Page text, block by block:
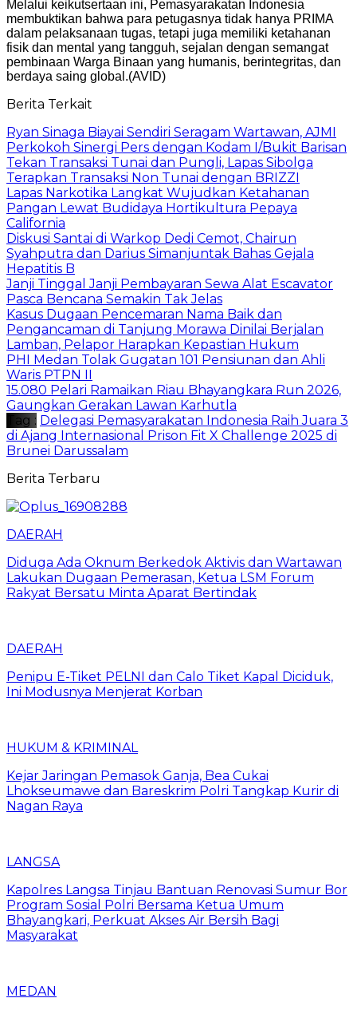
Melalui keikutsertaan ini, Pemasyarakatan Indonesia
membuktikan bahwa para petugasnya tidak hanya PRIMA
dalam pelaksanaan tugas, tetapi juga memiliki ketahanan
fisik dan mental yang tangguh, sejalan dengan semangat
pembinaan Warga Binaan yang humanis, berintegritas, dan
berdaya saing global.(AVID)
Berita Terkait
Ryan Sinaga Biayai Sendiri Seragam Wartawan, AJMI
Perkokoh Sinergi Pers dengan Kodam I/Bukit Barisan
Tekan Transaksi Tunai dan Pungli, Lapas Sibolga
Terapkan Transaksi Non Tunai dengan BRIZZI
Lapas Narkotika Langkat Wujudkan Ketahanan
Pangan Lewat Budidaya Hortikultura Pepaya
California
Diskusi Santai di Warkop Dedi Cemot, Chairun
Syahputra dan Darius Simanjuntak Bahas Gejala
Hepatitis B
Janji Tinggal Janji Pembayaran Sewa Alat Escavator
Pasca Bencana Semakin Tak Jelas
Kasus Dugaan Pencemaran Nama Baik dan
Pengancaman di Tanjung Morawa Dinilai Berjalan
Lamban, Pelapor Harapkan Kepastian Hukum
PHI Medan Tolak Gugatan 101 Pensiunan dan Ahli
Waris PTPN II
15.080 Pelari Ramaikan Riau Bhayangkara Run 2026,
Gaungkan Gerakan Lawan Karhutla
Tag : Delegasi Pemasyarakatan Indonesia Raih Juara 3
di Ajang Internasional Prison Fit X Challenge 2025 di
Brunei Darussalam
Berita Terbaru
DAERAH
Diduga Ada Oknum Berkedok Aktivis dan Wartawan
Lakukan Dugaan Pemerasan, Ketua LSM Forum
Rakyat Bersatu Minta Aparat Bertindak
DAERAH
Penipu E-Tiket PELNI dan Calo Tiket Kapal Diciduk,
Ini Modusnya Menjerat Korban
HUKUM & KRIMINAL
Kejar Jaringan Pemasok Ganja, Bea Cukai
Lhokseumawe dan Bareskrim Polri Tangkap Kurir di
Nagan Raya
LANGSA
Kapolres Langsa Tinjau Bantuan Renovasi Sumur Bor
Program Sosial Polri Bersama Ketua Umum
Bhayangkari, Perkuat Akses Air Bersih Bagi
Masyarakat
MEDAN